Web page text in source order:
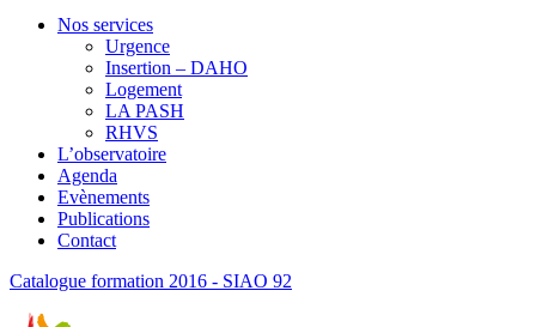
Nos services
Urgence
Insertion – DAHO
Logement
LA PASH
RHVS
L’observatoire
Agenda
Evènements
Publications
Contact
Catalogue formation 2016 - SIAO 92